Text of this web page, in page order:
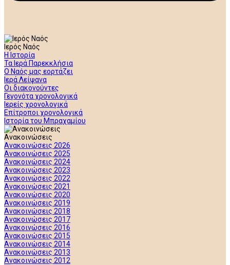
Ιερός Ναός
Η Ιστορία
Τα Ιερά Παρεκκλήσια
Ο Ναός μας εορτάζει
Ιερά Λείψανα
Οι διακονούντες
Γεγονότα χρονολογικά
Ιερείς χρονολογικά
Επίτροποι χρονολογικά
Ιστορία του Μπραχαμίου
Ανακοινώσεις
Ανακοινώσεις 2026
Ανακοινώσεις 2025
Ανακοινώσεις 2024
Ανακοινώσεις 2023
Ανακοινώσεις 2022
Ανακοινώσεις 2021
Ανακοινώσεις 2020
Ανακοινώσεις 2019
Ανακοινώσεις 2018
Ανακοινώσεις 2017
Ανακοινώσεις 2016
Ανακοινώσεις 2015
Ανακοινώσεις 2014
Ανακοινώσεις 2013
Ανακοινώσεις 2012